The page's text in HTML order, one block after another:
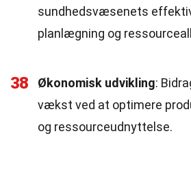
sundhedsvæsenets
planlægning og
38 Økonomisk udvikling:
vækst ved at optimere
og ressourceudnyttelse.